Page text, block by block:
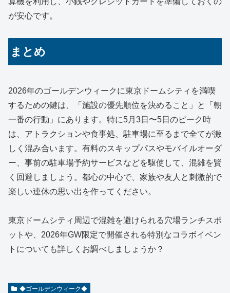
が安心です。
まとめ
2026年のゴールデンウィークに東京ドームシティを満喫
するための鍵は、「施設の優先順位を決めること」と「朝
一番の行動」にあります。特に5月3日〜5日のピーク時
は、アトラクションや食事処、駐車場に至るまで全てが激
しく混み合います。有料のスキップパスやモバイルオーダ
ー、事前の駐車場予約サービスなどを駆使して、混雑を賢
く回避しましょう。都心の中心で、家族や友人と刺激的で
楽しい連休の思い出を作ってください。
東京ドームシティ周辺で混雑を避けられる穴場ランチスポ
ットや、2026年GW限定で開催される特別なコラボイベン
トについても詳しくお調べしましょうか？
◆ゴールデンウィーク◆